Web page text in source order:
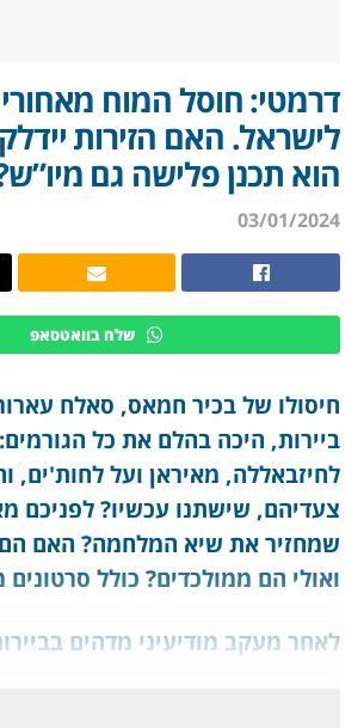
דרמטי: חוסל המוח
לישראל. האם הזירות
הוא תכנן פלישה גם
03/01/2024
שלח בוואטסאפ
חיסולו של בכיר חמאס, סאלח
ביירות, היכה בהלם את כל
לחיזבאללה, מאיראן ועל לחות'ים,
צעדיהם, שישתנו עכשיו? לפניכם
שמחזיר את שיא המלחמה? האם הם
ואולי הם ממולכדים? כולל
לאחר מעקב מודיעיני מדהים